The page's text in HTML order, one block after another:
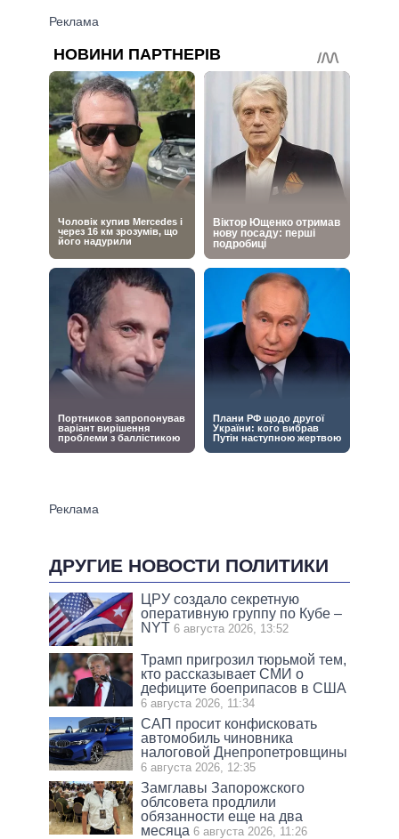
ДРУГИЕ НОВОСТИ ПОЛИТИКИ
ЦРУ создало секретную
оперативную группу по Кубе –
NYT 6 августа 2026, 13:52
Трамп пригрозил тюрьмой тем,
кто рассказывает СМИ о
дефиците боеприпасов в США
6 августа 2026, 11:34
САП просит конфисковать
автомобиль чиновника
налоговой Днепропетровщины
6 августа 2026, 12:35
Замглавы Запорожского
облсовета продлили
обязанности еще на два
месяца 6 августа 2026, 11:26